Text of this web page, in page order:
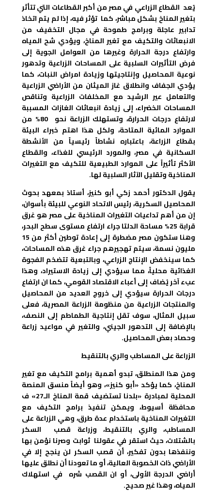
يُعد القطاع الزراعي في مصر من أكبر القطاعات التي تتأثر
بتغير المناخ بشكل مباشر، كما تؤثر فيه، إذا لم يتم اتخاذ
تدابير عاجلة وبرامج طموحة في مجال التخفيف من
الانبعاثات والتكيف مع تغير المناخ، ويؤدي شح المياه
وارتفاع درجة الحرارة وغيرها من العوامل الجوية إلى
فرض التأثيرات السلبية على المساحات الزراعية وتدهور
نوعية المحاصيل وإنتاجيتها وزيادة امراض النبات، كما
يؤدي الجفاف وانطلاق غاز الميثان من الأراضي الزراعية
والتعامل عير الرشيد مع المخلفات الزراعية وتناقص
المساحات الخضراء، إلى زيادة انبعاثات الغازات المسببة
لارتفاع درجات الحرارة، وتستهلك الزراعة نحو 80% من
الموارد المائية المتاحة، ولكل هذا اهتم خبراء البيئة
بقطاع الزراعة، باعتباره نشاطاً رئيسياً من الأنشطة
السكانية في مصر، والمورد الرئيسي للغذاء، والقطاع
الأكثر تأثيراً على الموارد الطبيعية للتكيف مع التغيرات
المناخية وتقليل الآثار السلبية لها.
يقول الدكتور أحمد زكي أبو كنيز، أستاذ بمعهد بحوث
المحاصيل السكرية، رئيس الاتحاد النوعي للبيئة بأسوان،
إن من أهم تداعيات التغيرات المناخية على مصر هو غرق
قرابة 25% مساحة الدلتا جراء ارتفاع مستوى سطح البحر،
وهنا ستكون مصر مضطرة إلى إعادة توطين أكثر من 15
مليون نسمة، سيتم تهجيرهم جراء غرق هذه المساحات،
كما سينخفض الإنتاج الزراعي، وبالتبعية تتضخم الفجوة
الغذائية محلياً، مما سيؤدي إلى زيادة الاستيراد، وهذا
عبء آخر يُضاف إلى أعباء الاقتصاد القومي، كما ان ارتفاع
درجات الحرارة سيؤدي إلى خروج العديد من المحاصيل
والمنتجات الزراعية من منظومة الزراعة المصرية، فعلى
سبيل المثال، سوف تقل إنتاجية الطماطم إلى النصف،
بالإضافة إلى التدهور الجيني، والتغير في مواعيد زراعة
وحصاد بعض المحاصيل.
الزراعة على المساطب والري بالتنقيط
ومن هذا المنطلق، تبدو أهمية برامج التكيف مع تغير
المناخ، كما يؤكد «أبو كنيز»، وهو أيضاً منسق المنصة
المحلية لمبادرة «بلدنا تستضيف قمة المناخ الـ27» ف
محافظة أسيوط، ويمكن تنفيذ برامج التكيف مع
التغيرات المناخية باستخدام عدة طرق، وهي الزراعة على
المساطب، والري بالتنقيط، وزراعة قصب السكر
بالشتلات، حيث استقر في عقولنا ثوابت وصرنا نؤمن بها
وننفذها بدون تفكير، أن قصب السكر لن ينجح إلا في
الأراضي ذات الخصوبة العالية، أو ما تعودنا أن نطلق عليها
أراضي الدرجة الأولى، أو ان القصب شره في استهلاك
المياه، وهذا غير صحيح.